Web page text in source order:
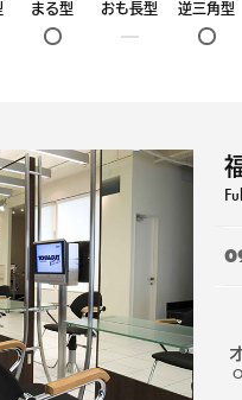
まる型 おも長型 逆三角型